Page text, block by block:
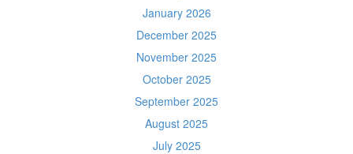
January 2026
December 2025
November 2025
October 2025
September 2025
August 2025
July 2025